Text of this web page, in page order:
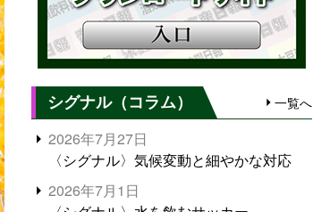
シグナル（コラム） 一覧へ
2026年7月27日
〈シグナル〉気候変動と細やかな対応
2026年7月1日